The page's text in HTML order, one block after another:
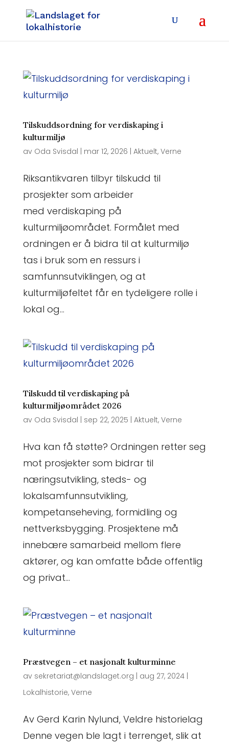
Tilskuddsordning for verdiskaping i
kulturmiljø
av Oda Svisdal mar 12, 2026 Aktuelt, Verne
Riksantikvaren tilbyr tilskudd til
prosjekter som arbeider
med verdiskaping på
kulturmiljøområdet. Formålet med
ordningen er å bidra til at kulturmiljø
tas i bruk som en ressurs i
samfunnsutviklingen, og at
kulturmiljøfeltet får en tydeligere rolle i
lokal og...
Tilskudd til verdiskaping på
kulturmiljøområdet 2026
av Oda Svisdal sep 22, 2025 Aktuelt, Verne
Hva kan få støtte? Ordningen retter seg
mot prosjekter som bidrar til
næringsutvikling, steds- og
lokalsamfunnsutvikling,
kompetanseheving, formidling og
nettverksbygging. Prosjektene må
innebære samarbeid mellom flere
aktører, og kan omfatte både offentlig
og privat...
Præstvegen – et nasjonalt kulturminne
av sekretariat@landslaget.org aug 27, 2024|
Lokalhistorie, Verne
Av Gerd Karin Nylund, Veldre historielag
Denne vegen ble lagt i terrenget, slik at